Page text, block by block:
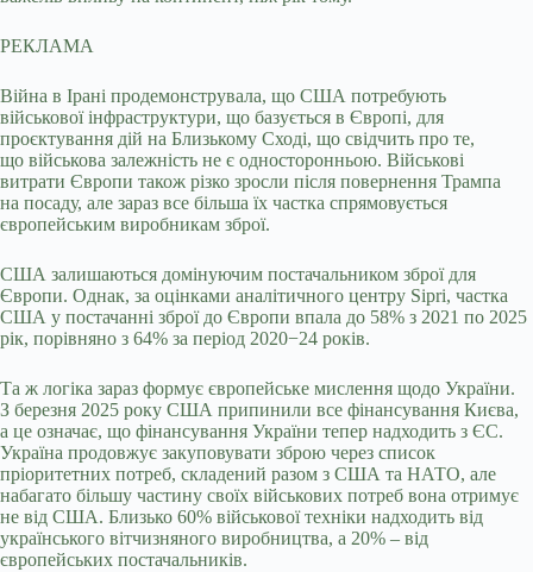
РЕКЛАМА
Війна в Ірані продемонструвала, що США потребують
військової інфраструктури, що базується в Європі, для
проєктування дій на Близькому Сході, що свідчить про те,
що військова залежність не є односторонньою. Військові
витрати Європи також різко зросли після повернення Трампа
на посаду, але зараз все більша їх частка спрямовується
європейським виробникам зброї.
США залишаються домінуючим постачальником зброї для
Європи. Однак, за оцінками аналітичного центру Sipri, частка
США у постачанні зброї до Європи впала до 58% з 2021 по 2025
рік, порівняно з 64% за період 2020−24 років.
Та ж логіка зараз формує європейське мислення щодо України.
З березня 2025 року США припинили все фінансування Києва,
а це означає, що фінансування України тепер надходить з ЄС.
Україна продовжує закуповувати зброю через список
пріоритетних потреб, складений разом з США та НАТО, але
набагато більшу частину своїх військових потреб вона отримує
не від США. Близько 60% військової техніки надходить від
українського вітчизняного виробництва, а 20% – від
європейських постачальників.